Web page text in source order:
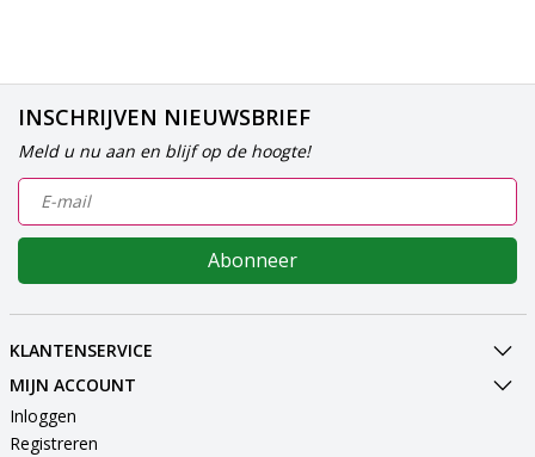
INSCHRIJVEN NIEUWSBRIEF
Meld u nu aan en blijf op de hoogte!
Abonneer
KLANTENSERVICE
MIJN ACCOUNT
Inloggen
Registreren